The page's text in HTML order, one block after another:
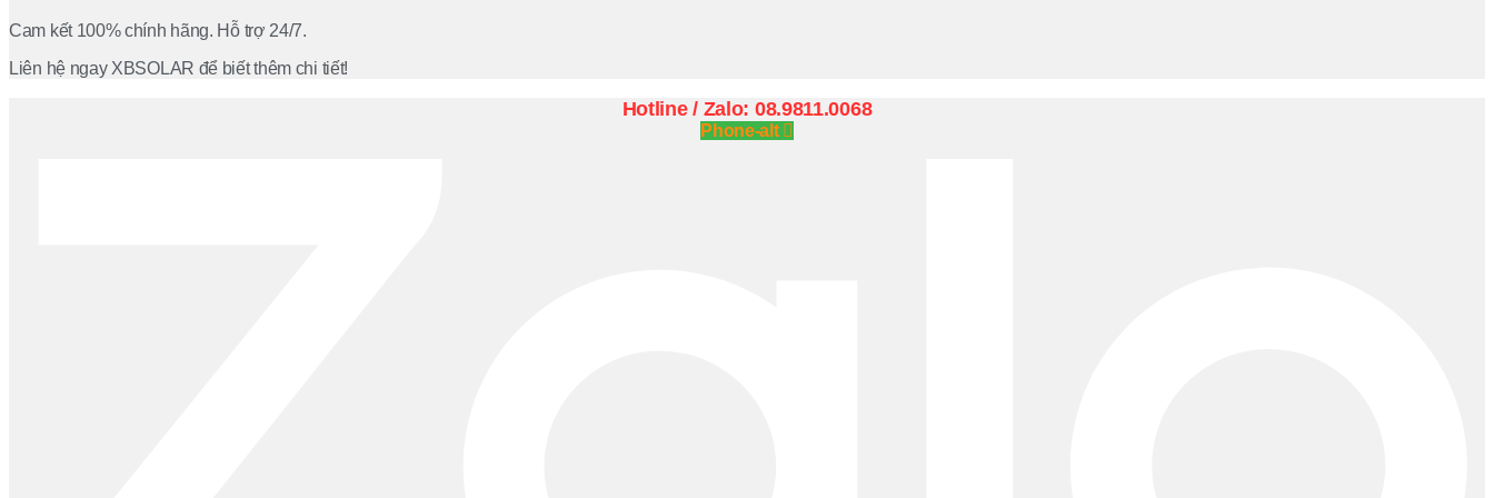
Cam kết 100% chính hãng. Hỗ trợ 24/7.
Liên hệ ngay XBSOLAR để biết thêm chi tiết!
Hotline / Zalo: 08.9811.0068
Phone-alt